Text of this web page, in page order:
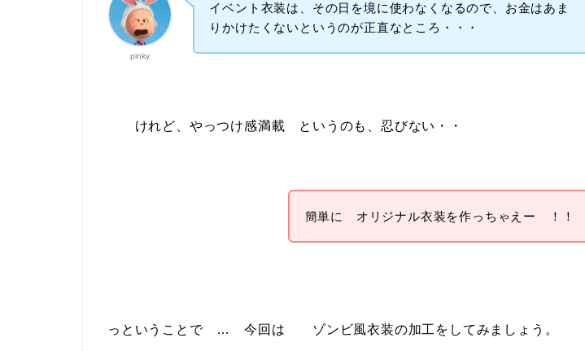
pinky
イベント衣装は、その日を境に使わなくなるので、お金はあま
りかけたくないというのが正直なところ・・・
けれど、やっつけ感満載 というのも、忍びない・・
簡単に オリジナル衣装を作っちゃえー ！！
っということで … 今回は ゾンビ風衣装の加工をしてみましょう。